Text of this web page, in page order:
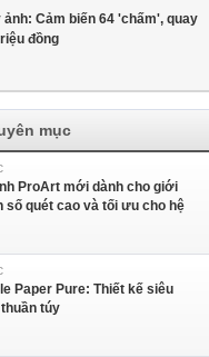
Cảm biến 64 'chấm', quay
đồng
mục
ProArt mới dành cho giới
số quét cao và tối ưu cho hệ
Paper Pure: Thiết kế siêu
túy